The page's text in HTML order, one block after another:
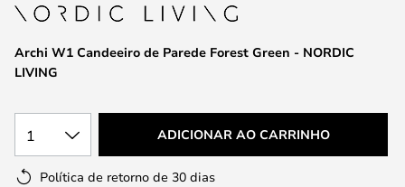
da
Galeria
de
imagens
Archi W1 Candeeiro de Parede Forest Green - NORDIC
LIVING
1 ADICIONAR AO CARRINHO
Política de retorno de 30 dias